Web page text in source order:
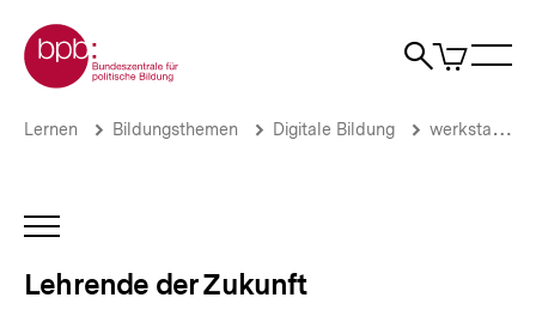
zum
Seiteninhalt
springen
Zur Startseite der bpb
Suche
Artikel
im
Digitalkompetenzen
Lehrende
der
Zukunft
Brotkrümelnavigation
Pfadnavigation
Lernen Bildungsthemen Digitale Bildung werkstatt.bpb.de
INHALTSNAVIGATION
Lehrende der Zukunft